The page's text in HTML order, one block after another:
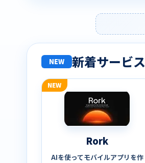
NEW 新着サービス
NEW
Rork
AIを使ってモバイルアプリを作